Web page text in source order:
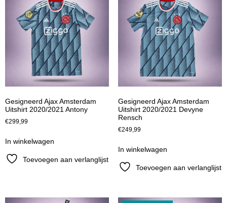
Gesigneerd Ajax Amsterdam
Uitshirt 2020/2021 Antony
€299,99
In winkelwagen
Toevoegen aan verlanglijst
Gesigneerd Ajax Amsterdam
Uitshirt 2020/2021 Devyne
Rensch
€249,99
In winkelwagen
Toevoegen aan verlanglijst